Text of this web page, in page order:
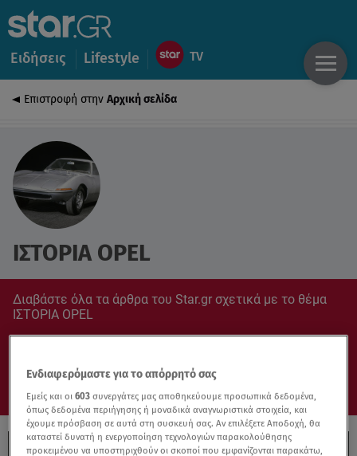
Ειδήσεις Lifestyle
Επιστροφή στην Αρχική σελίδα
ΙΣΤΟΡΙΑ OPEL
Διαβάστε όλα τα άρθρα του Star.gr σχετικά με το θέμα
ΙΣΤΟΡΙΑ OPEL
Ενδιαφερόμαστε για το απόρρητό σας
Εμείς και οι603 συνεργάτες μας αποθηκεύουμε προσωπικά δεδομένα,
όπως δεδομένα περιήγησης ή μοναδικά αναγνωριστικά στοιχεία, και
έχουμε πρόσβαση σε αυτά στη συσκευή σας. Αν επιλέξετε Αποδοχή, θα
καταστεί δυνατή η ενεργοποίηση τεχνολογιών παρακολούθησης
προκειμένου να υποστηριχθούν οι σκοποί που εμφανίζονται παρακάτω,